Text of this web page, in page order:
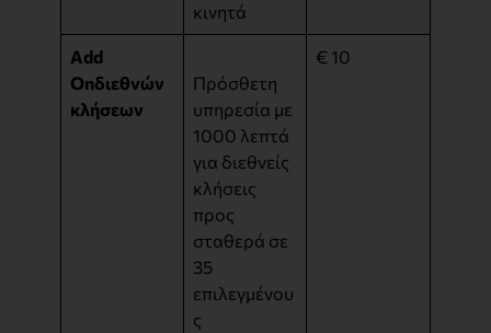
κινητά
Add
Onδιεθνών
κλήσεων
Πρόσθετη
υπηρεσία με
1000 λεπτά
για διεθνείς
κλήσεις
προς
σταθερά σε
35
επιλεγμένου
ς
€ 10